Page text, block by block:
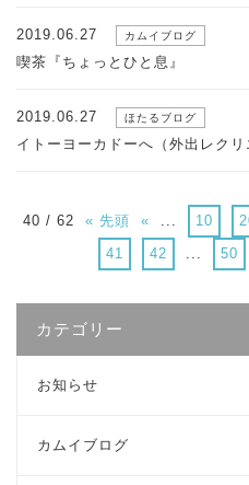
2019.06.27 カムイブログ
喫茶『ちょっとひと息』
2019.06.27 ほたるブログ
イトーヨーカドーへ（外出レクリ
40 / 62 « 先頭 « ... 10
41
42 ... 50
カテゴリー
お知らせ
カムイブログ